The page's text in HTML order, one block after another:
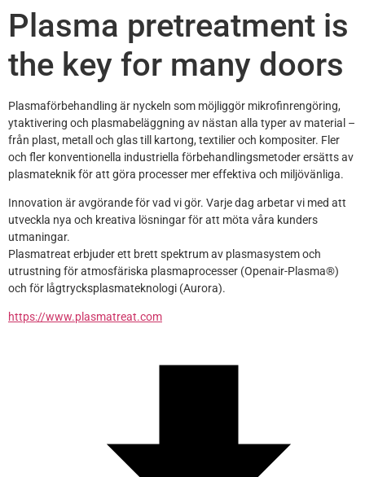
Plasma pretreatment is
the key for many doors
Plasmaförbehandling är nyckeln som möjliggör mikrofinrengöring,
ytaktivering och plasmabeläggning av nästan alla typer av material –
från plast, metall och glas till kartong, textilier och kompositer. Fler
och fler konventionella industriella förbehandlingsmetoder ersätts av
plasmateknik för att göra processer mer effektiva och miljövänliga.
Innovation är avgörande för vad vi gör. Varje dag arbetar vi med att
utveckla nya och kreativa lösningar för att möta våra kunders
utmaningar.
Plasmatreat erbjuder ett brett spektrum av plasmasystem och
utrustning för atmosfäriska plasmaprocesser (Openair-Plasma®)
och för lågtrycksplasmateknologi (Aurora).
https://www.plasmatreat.com